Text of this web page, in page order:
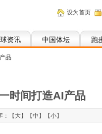
资讯 中国体坛 跑
设为首页
品
时间打造AI产品
【 大】【中 】【小】